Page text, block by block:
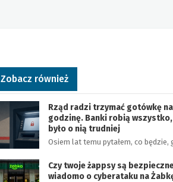
Zobacz również
Rząd radzi trzymać gotówkę
godzinę. Banki robią wszystko,
było o nią trudniej
Osiem lat temu pytałem, co będzie,
Czy twoje żappsy są
wiadomo o cyberataku na